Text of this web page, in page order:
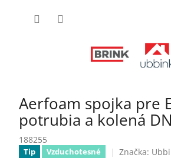
Aerfoam spojka pre
potrubia a kolená
188255
Tip Vzduchotesné Značka: